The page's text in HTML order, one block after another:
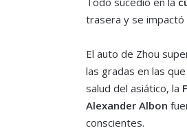
trasera y se impactó
El auto de Zhou
las gradas en las
salud del asiático, la
Alexander Albon
conscientes.